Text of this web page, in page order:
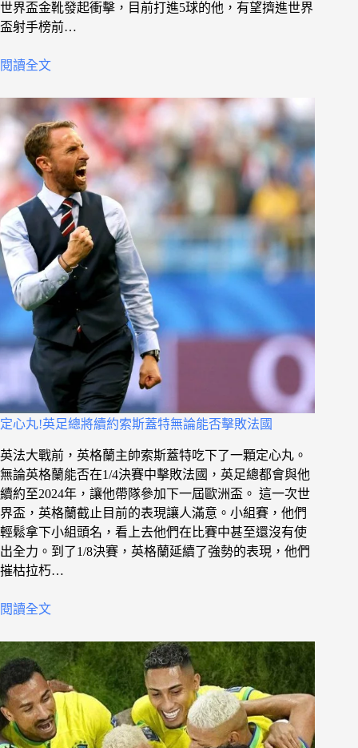
世界盃金靴發起衝擊，目前打進5球的他，有望擠進世界
盃射手榜前…
閱讀全文
定心丸!英足總將續約索斯蓋特無論能否擊敗法國
英法大戰前，英格蘭主帥索斯蓋特吃下了一顆定心丸。
無論英格蘭能否在1/4決賽中擊敗法國，英足總都會與他
續約至2024年，讓他帶隊參加下一屆歐洲盃。 這一次世
界盃，英格蘭截止目前的表現讓人滿意。小組賽，他們
輕鬆拿下小組頭名，看上去他們在比賽中甚至還沒有使
出全力。到了1/8決賽，英格蘭延續了強勢的表現，他們
摧枯拉朽…
閱讀全文